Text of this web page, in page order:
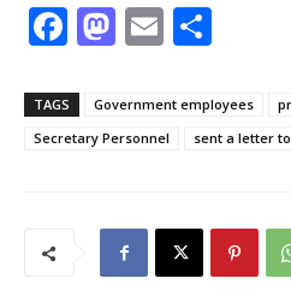
F
c
e
M
st
o
o
n
E
ai
l
ar
e
TAGS Government employees
Secretary Personnel
sent a letter